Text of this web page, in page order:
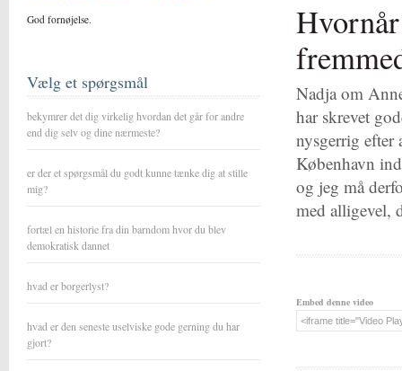
God fornøjelse.
Vælg et spørgsmål
bekymrer det dig virkelig hvordan det går for andre
end dig selv og dine nærmeste?
er der et spørgsmål du godt kunne tænke dig at stille
mig?
fortæl en historie fra din barndom hvor du blev
demokratisk dannet
hvad er borgerlyst?
hvad er den seneste uselviske gode gerning du har
gjort?
Nadja om
har skrevet
nysgerrig efter
København
og jeg må
med alligevel,
Embed denne video